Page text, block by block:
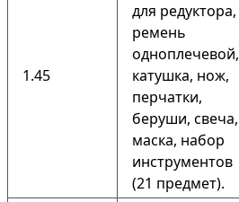
1.45
для редуктора,
ремень
одноплечевой,
катушка, нож,
перчатки,
беруши, свеча,
маска, набор
инструментов
(21 предмет).